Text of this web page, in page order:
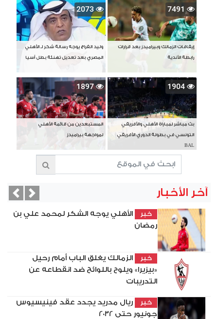
7491
إيقافات الزمالك وبيراميدز بعد قرارات
رابطة الأندية
2073
وليد الفراج يوجه رسالة شكر لـ الأهلي
المصري بعد تعديل تهنئة بطل آسيا
1904
بث مباشر لمباراة الأهلي والأفريقي
التونسي في بطولة الدوري الأفريقي
BAL
1897
المستبعدين من قائمة الأهلي
لمواجهة بيراميدز
آخر الأخبار
خبر
الأهلي يوجه الشكر لمحمد علي بن
رمضان
خبر
الزمالك يغلق الباب أمام رحيل
«بيزيرا» ويلوح باللوائح ضد انقطاعه عن
التدريبات
خبر
ريال مدريد يجدد عقد فينيسيوس
جونيور حتى 2032
Next